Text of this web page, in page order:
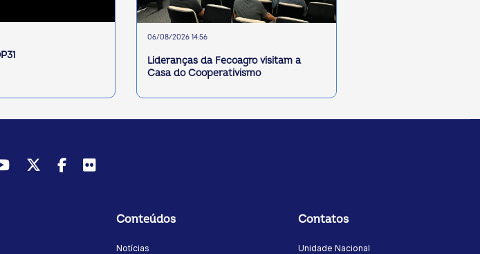
06/08/2026 14:56
Lideranças da Fecoagro visitam a
Casa do Cooperativismo
YoutubeTwitter/X
Facebook
Flickr
Conteúdos
Notícias
Contatos
Unidade Nacional